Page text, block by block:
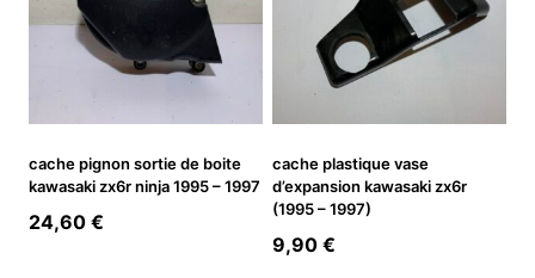
cache pignon sortie de boite
kawasaki zx6r ninja 1995 – 1997
24,60 €
cache plastique vase
d’expansion kawasaki zx6r
(1995 – 1997)
9,90 €